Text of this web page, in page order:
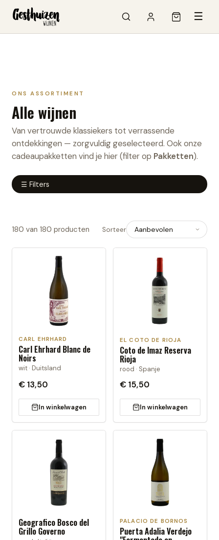
☰
ONS ASSORTIMENT
Alle wijnen
Van vertrouwde klassiekers tot verrassende
ontdekkingen — zorgvuldig geselecteerd. Ook onze
cadeaupakketten vind je hier (filter op Pakketten).
☰ Filters
180 van 180 producten Sorteer
CARL EHRHARD
Carl Ehrhard Blanc de
Noirs
wit · Duitsland
€ 13,50
In winkelwagen
EL COTO DE RIOJA
Coto de Imaz Reserva
Rioja
rood · Spanje
€ 15,50
In winkelwagen
Geografico Bosco del
Grillo Governo
PALACIO DE BORNOS
Puerta Adalia Verdejo